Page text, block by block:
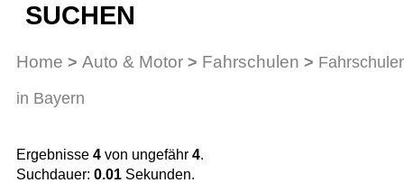
SUCHEN
Home > Auto & Motor > Fahrschulen >
in Bayern
Ergebnisse 4 von ungefähr 4.
Suchdauer: 0.01 Sekunden.